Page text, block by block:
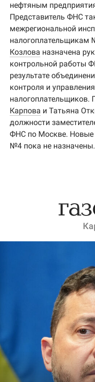
нефтяным
Представитель ФНС
межрегиональной
налогоплательщикам
Козлова назначена
контрольной работы
результате
контроля и
налогоплательщиков.
Карпова и Татьяна
должности
ФНС по Москве. Новые
№4 пока не назначены.